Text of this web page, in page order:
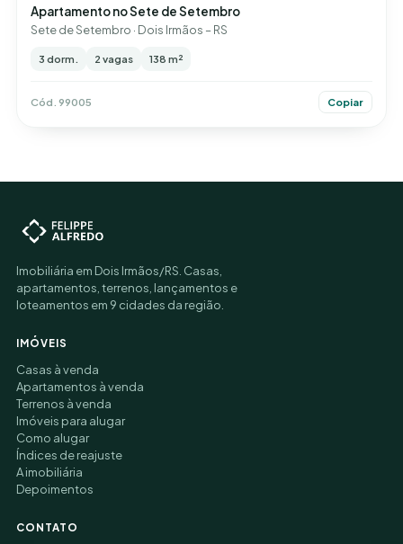
Apartamento no Sete de Setembro
Sete de Setembro · Dois Irmãos – RS
3 dorm. 2 vagas 138 m²
Cód. 99005 Copiar
Imobiliária em Dois Irmãos/RS. Casas,
apartamentos, terrenos, lançamentos e
loteamentos em 9 cidades da região.
IMÓVEIS
Casas à venda
Apartamentos à venda
Terrenos à venda
Imóveis para alugar
Como alugar
Índices de reajuste
A imobiliária
Depoimentos
CONTATO